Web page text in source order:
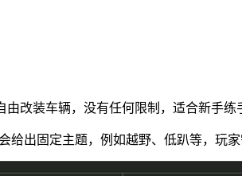
由改装车辆，没有任何限制，适合新手练
给出固定主题，例如越野、低趴等，玩